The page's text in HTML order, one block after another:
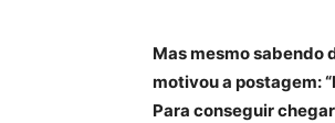
Mas mesmo sabendo
motivou a postagem:
Para conseguir